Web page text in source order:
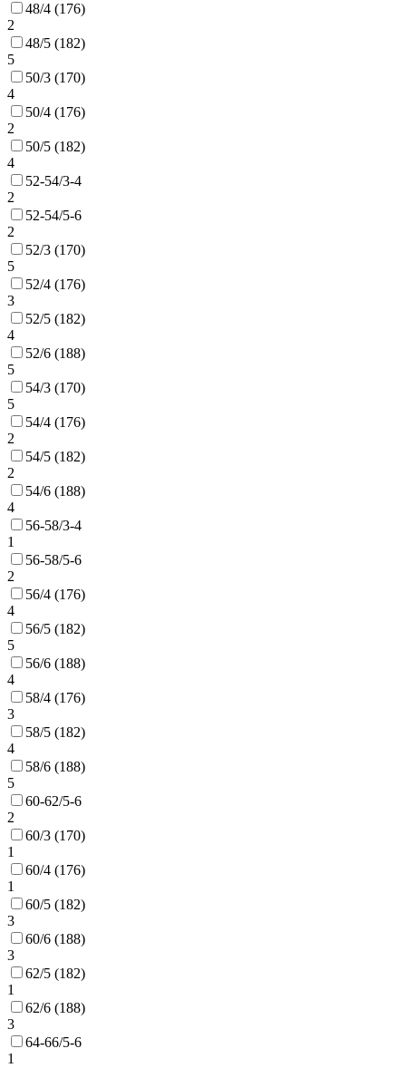
48/4 (176)
2
48/5 (182)
5
50/3 (170)
4
50/4 (176)
2
50/5 (182)
4
52-54/3-4
2
52-54/5-6
2
52/3 (170)
5
52/4 (176)
3
52/5 (182)
4
52/6 (188)
5
54/3 (170)
5
54/4 (176)
2
54/5 (182)
2
54/6 (188)
4
56-58/3-4
1
56-58/5-6
2
56/4 (176)
4
56/5 (182)
5
56/6 (188)
4
58/4 (176)
3
58/5 (182)
4
58/6 (188)
5
60-62/5-6
2
60/3 (170)
1
60/4 (176)
1
60/5 (182)
3
60/6 (188)
3
62/5 (182)
1
62/6 (188)
3
64-66/5-6
1